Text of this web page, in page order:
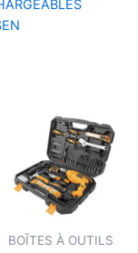
BOÎTES À OUTILS